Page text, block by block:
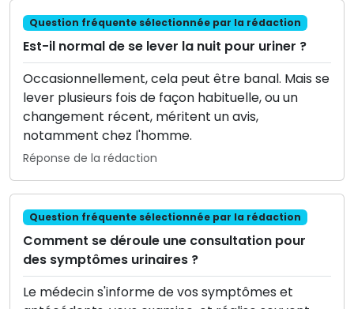
Question fréquente sélectionnée par la rédaction
Est-il normal de se lever la nuit pour uriner ?
Occasionnellement, cela peut être banal. Mais se
lever plusieurs fois de façon habituelle, ou un
changement récent, méritent un avis,
notamment chez l'homme.
Réponse de la rédaction
Question fréquente sélectionnée par la rédaction
Comment se déroule une consultation pour
des symptômes urinaires ?
Le médecin s'informe de vos symptômes et